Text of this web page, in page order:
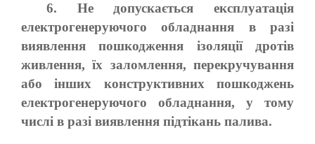
6. Не допускається експлуатація
електрогенеруючого обладнання в разі
виявлення пошкодження ізоляції дротів
живлення, їх заломлення, перекручування
або інших конструктивних пошкоджень
електрогенеруючого обладнання, у тому
числі в разі виявлення підтікань палива.